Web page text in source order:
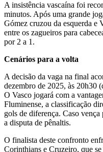
A insistência vascaína foi
minutos. Após uma grande
Gómez cruzou da esquerda e
entre os zagueiros para
por 2 a 1.
Cenários para a volta
A decisão da vaga na final
dezembro de 2025, às 20h30
O Vasco jogará com a
Fluminense, a classificação
gols de diferença. Caso
a disputa de pênaltis.
O finalista deste confronto
Corinthians e Cruzeiro, que